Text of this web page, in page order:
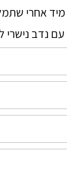
אחרי
נדב נישרי